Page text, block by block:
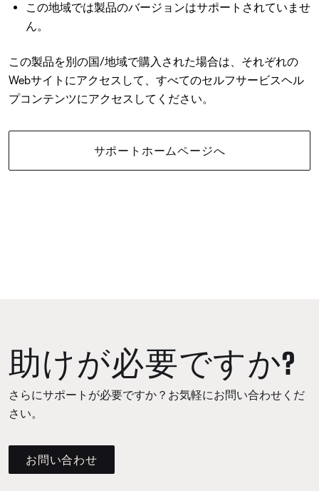
この地域では製品のバージョンはサポートされていませ
ん。
この製品を別の国/地域で購入された場合は、それぞれの
Webサイトにアクセスして、すべてのセルフサービスヘル
プコンテンツにアクセスしてください。
サポートホームページへ
助けが必要ですか?
さらにサポートが必要ですか？お気軽にお問い合わせくだ
さい。
お問い合わせ